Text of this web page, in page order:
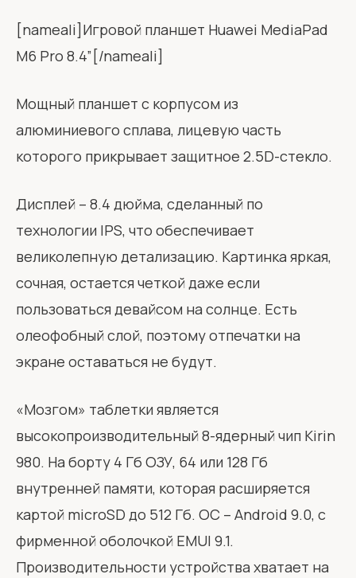
[nameali]Игровой планшет Huawei MediaPad
M6 Pro 8.4”[/nameali]
Мощный планшет с корпусом из
алюминиевого сплава, лицевую часть
которого прикрывает защитное 2.5D-стекло.
Дисплей – 8.4 дюйма, сделанный по
технологии IPS, что обеспечивает
великолепную детализацию. Картинка яркая,
сочная, остается четкой даже если
пользоваться девайсом на солнце. Есть
олеофобный слой, поэтому отпечатки на
экране оставаться не будут.
«Мозгом» таблетки является
высокопроизводительный 8-ядерный чип Kirin
980. На борту 4 Гб ОЗУ, 64 или 128 Гб
внутренней памяти, которая расширяется
картой microSD до 512 Гб. ОС – Android 9.0, с
фирменной оболочкой EMUI 9.1.
Производительности устройства хватает на